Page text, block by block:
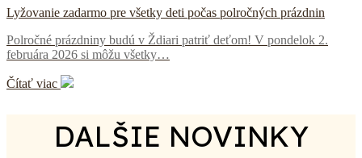
Lyžovanie zadarmo pre všetky deti počas polročných prázdnin
Polročné prázdniny budú v Ždiari patriť deťom! V pondelok 2.
februára 2026 si môžu všetky…
Čítať viac
DALŠIE NOVINKY